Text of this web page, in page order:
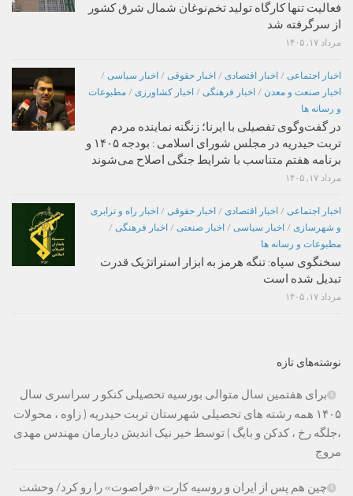
فعالیت تنها کارگاه تولید تخم‌نوغان شمال شرق کشور
از سرگرفته شد
مرداد ۱۷, ۱۴۰۵
اخبار اجتماعی / اخبار اقتصادی / اخبار حقوقی / اخبار سیاسی /
اخبار صنعت و معدن / اخبار فرهنگی / اخبار کشاورزی / مطبوعات
و رسانه ها
در گفت‌وگوی تفصیلی با ایرنا؛ زنگنه نماینده مردم
تربت حیدریه در مجلس شورای اسلامی : بودجه ۱۴۰۵ و
برنامه هفتم متناسب با شرایط جنگی اصلاح می‌شوند
مرداد ۱۷, ۱۴۰۵
اخبار اجتماعی / اخبار اقتصادی / اخبار حقوقی / اخبار راه و ترابری
و شهرسازی / اخبار سیاسی / اخبار صنعتی / اخبار فرهنگی /
مطبوعات و رسانه ها
سخنگوی سپاه: تنگه هرمز به ابزار استراتژیک قدرت
تبدیل شده است
مرداد ۱۷, ۱۴۰۵
نوشته‌های تازه
برای هفتمین سال متوالی بورسیه تحصیلی کنکو ر سراسری سال
۱۴۰۵ همه رشته های تحصیلی شهرستان تربت حیدریه ( زاوه ، محولات
،جلگه رخ ، کدکن و بایگ ) توسط خیر نیک اندیش دیارمان مهندس مهدی
مروج
چین هم پس از ایران و روسیه کارت «فراصوت» را رو کرد/ وحشت